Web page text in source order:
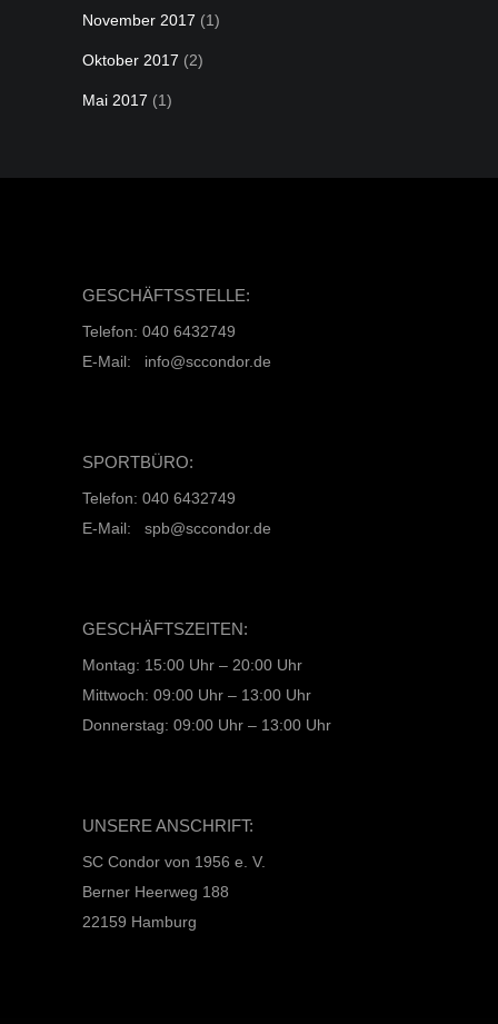
November 2017 (1)
Oktober 2017 (2)
Mai 2017 (1)
GESCHÄFTSSTELLE:
Telefon: 040 6432749
E-Mail: info@sccondor.de
SPORTBÜRO:
Telefon: 040 6432749
E-Mail: spb@sccondor.de
GESCHÄFTSZEITEN:
Montag: 15:00 Uhr – 20:00 Uhr
Mittwoch: 09:00 Uhr – 13:00 Uhr
Donnerstag: 09:00 Uhr – 13:00 Uhr
UNSERE ANSCHRIFT:
SC Condor von 1956 e. V.
Berner Heerweg 188
22159 Hamburg